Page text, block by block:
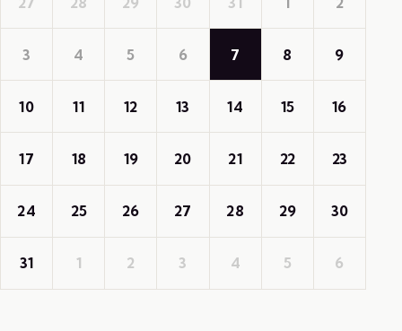
3 4 5 6 7 8 9
10 11 12 13 14 15 16
17 18 19 20 21 22 23
24 25 26 27 28 29 30
31 1 2 3 4 5 6